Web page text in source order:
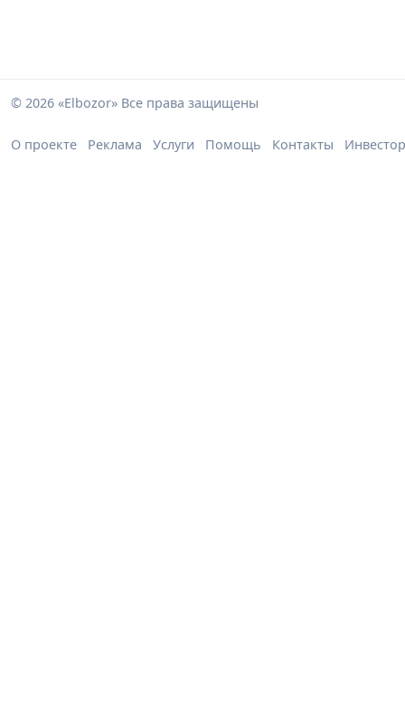
© 2026 «Elbozor» Все права защищены
О проекте Реклама Услуги Помощь Контакты